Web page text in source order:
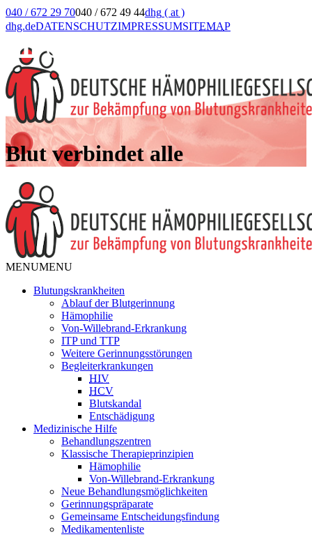
040 / 672 29 70040 / 672 49 44dhg ( at )
dhg.deDATENSCHUTZIMPRESSUMSITEMAP
Blut verbindet alle
MENUMENU
Blutungskrankheiten
Ablauf der Blutgerinnung
Hämophilie
Von-Willebrand-Erkrankung
ITP und TTP
Weitere Gerinnungsstörungen
Begleiterkrankungen
HIV
HCV
Blutskandal
Entschädigung
Medizinische Hilfe
Behandlungszentren
Klassische Therapieprinzipien
Hämophilie
Von-Willebrand-Erkrankung
Neue Behandlungsmöglichkeiten
Gerinnungspräparate
Gemeinsame Entscheidungsfindung
Medikamentenliste